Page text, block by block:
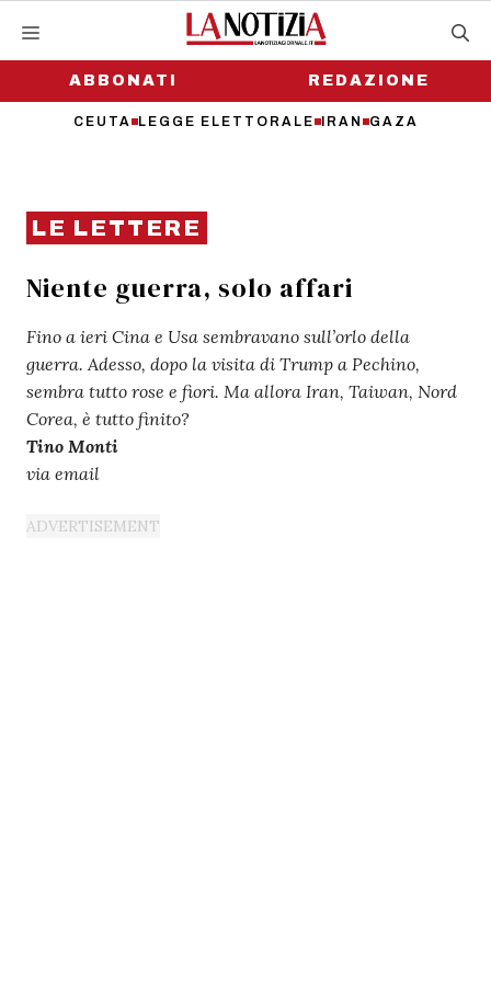
contenutoABBONATI
CEUTA LEGGE ELETTORALE IRAN GAZA
REDAZIONE
LE LETTERE
Niente guerra, solo affari
Fino a ieri Cina e Usa sembravano sull’orlo della
guerra. Adesso, dopo la visita di Trump a Pechino,
sembra tutto rose e fiori. Ma allora Iran, Taiwan, Nord
Corea, è tutto finito?
Tino Monti
via email